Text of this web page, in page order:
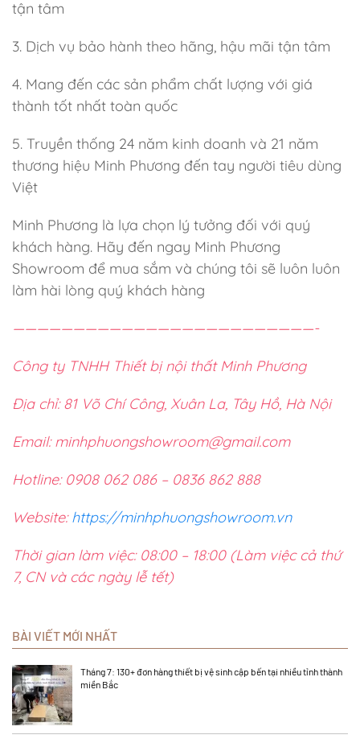
tận tâm
3. Dịch vụ bảo hành theo hãng, hậu mãi tận tâm
4. Mang đến các sản phẩm chất lượng với giá
thành tốt nhất toàn quốc
5. Truyền thống 24 năm kinh doanh và 21 năm
thương hiệu Minh Phương đến tay người tiêu dùng
Việt
Minh Phương là lựa chọn lý tưởng đối với quý
khách hàng. Hãy đến ngay Minh Phương
Showroom để mua sắm và chúng tôi sẽ luôn luôn
làm hài lòng quý khách hàng
—————————————————————————-
Công ty TNHH Thiết bị nội thất Minh Phương
Địa chỉ: 81 Võ Chí Công, Xuân La, Tây Hồ, Hà Nội
Email: minhphuongshowroom@gmail.com
Hotline: 0908 062 086 – 0836 862 888
Website:https://minhphuongshowroom.vn
Thời gian làm việc: 08:00 – 18:00 (Làm việc cả thứ
7, CN và các ngày lễ tết)
BÀI VIẾT MỚI NHẤT
Tháng 7: 130+ đơn hàng thiết bị vệ sinh cập bến tại nhiều tỉnh thành
miền Bắc